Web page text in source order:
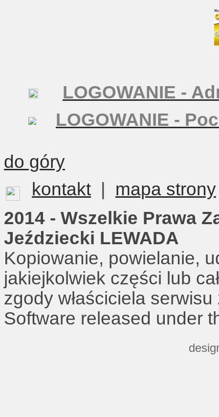
LOGOWANIE -
LOGOWANIE -
do góry
kontakt
mapa strony
2014 - Wszelkie Prawa
Jeździecki LEWADA
Kopiowanie, powielanie,
jakiejkolwiek części lub
zgody właściciela
Software released under